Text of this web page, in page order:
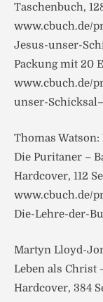
Taschenbuch,
www.cbuch.de/
Jesus-unser-
Packung mit 20
www.cbuch.de/
unser-
Thomas Watson:
Die Puritaner –
Hardcover, 112
www.cbuch.de/
Die-Lehre-der-
Martyn Lloyd-
Leben als Christ
Hardcover, 384